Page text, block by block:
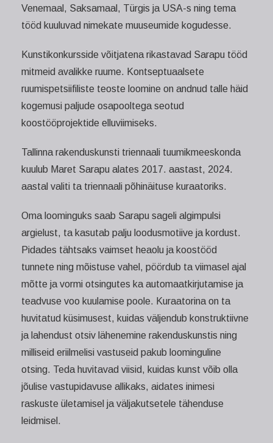
Venemaal, Saksamaal, Türgis ja USA-s ning tema
tööd kuuluvad nimekate muuseumide kogudesse.
Kunstikonkursside võitjatena rikastavad Sarapu tööd
mitmeid avalikke ruume. Kontseptuaalsete
ruumispetsiifiliste teoste loomine on andnud talle häid
kogemusi paljude osapooltega seotud
koostööprojektide elluviimiseks.
Tallinna rakenduskunsti triennaali tuumikmeeskonda
kuulub Maret Sarapu alates 2017. aastast, 2024.
aastal valiti ta triennaali põhinäituse kuraatoriks.
Oma loominguks saab Sarapu sageli algimpulsi
argielust, ta kasutab palju loodusmotiive ja kordust.
Pidades tähtsaks vaimset heaolu ja koostööd
tunnete ning mõistuse vahel, pöördub ta viimasel ajal
mõtte ja vormi otsingutes ka automaatkirjutamise ja
teadvuse voo kuulamise poole. Kuraatorina on ta
huvitatud küsimusest, kuidas väljendub konstruktiivne
ja lahendust otsiv lähenemine rakenduskunstis ning
milliseid eriilmelisi vastuseid pakub loominguline
otsing. Teda huvitavad viisid, kuidas kunst võib olla
jõulise vastupidavuse allikaks, aidates inimesi
raskuste ületamisel ja väljakutsetele tähenduse
leidmisel.